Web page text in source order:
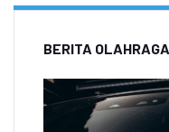
BERITA OLAHRAGA